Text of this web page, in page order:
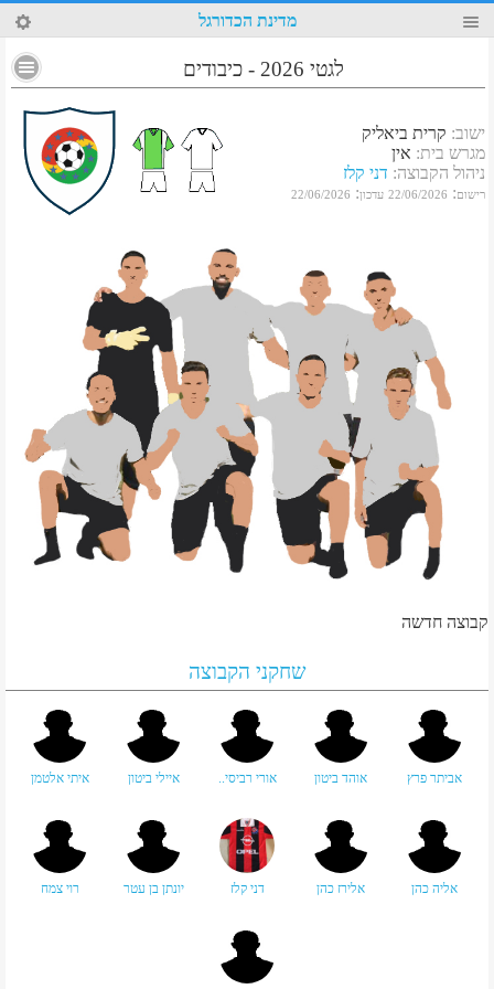
34 מדינת הכדורגל
לגטי 2026 - כיבודים
ישוב: קרית ביאליק
מגרש בית: אין
ניהול הקבוצה: דני קלז
רישום:
22/06/2026 עדכון:
22/06/2026
קבוצה חדשה
שחקני הקבוצה
אביתר פרץ אוהד ביטון אורי רביסי.. איילי ביטון איתי אלטמן
אליה כהן אלירז כהן דני קלז יונתן בן עטר רוי צמח